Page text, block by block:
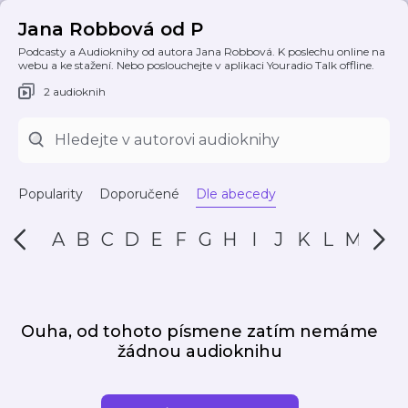
Jana Robbová od P
Podcasty a Audioknihy od autora Jana Robbová. K poslechu online na
webu a ke stažení. Nebo poslouchejte v aplikaci Youradio Talk offline.
2 audioknih
Popularity Doporučené Dle abecedy
A B C D E F G H I J K L M N
Ouha, od tohoto písmene zatím nemáme
žádnou audioknihu